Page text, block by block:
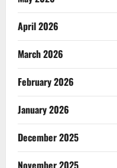
April 2026
March 2026
February 2026
January 2026
December 2025
November 2025